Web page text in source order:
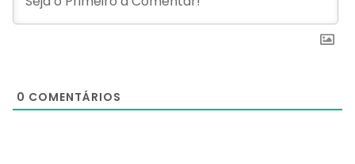
0 COMENTÁRIOS